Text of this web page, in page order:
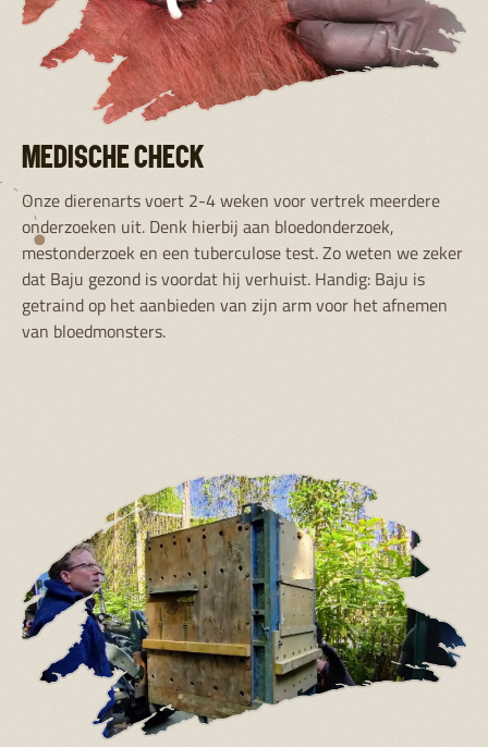
MEDISCHE CHECK
Onze dierenarts voert 2-4 weken voor vertrek meerdere
onderzoeken uit. Denk hierbij aan bloedonderzoek,
mestonderzoek en een tuberculose test. Zo weten we zeker
dat Baju gezond is voordat hij verhuist. Handig: Baju is
getraind op het aanbieden van zijn arm voor het afnemen
van bloedmonsters.